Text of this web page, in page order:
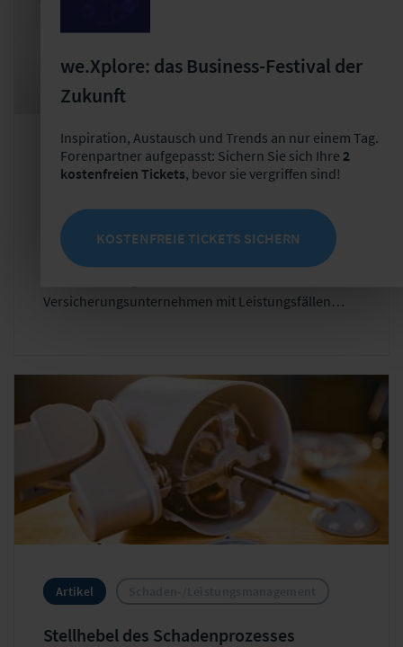
Artikel Schaden-/Leistungsmanagement
Die wichtigsten Entwicklungsbereiche im
Schadenmanagement
Verschiedene Trends bewegen derzeit das
Versicherungsunternehmen mit Leistungsfällen
involviert sind und kennen die relevanten
Fachbegriffe.
Artikel
Stellhebel des Schadenprozesses​
we.Xplore: das Business-Festival der
Zukunft
Inspiration, Austausch und Trends an nur einem Tag.
Forenpartner aufgepasst: Sichern Sie sich Ihre 2
kostenfreien Tickets, bevor sie vergriffen sind!
KOSTENFREIE TICKETS SICHERN